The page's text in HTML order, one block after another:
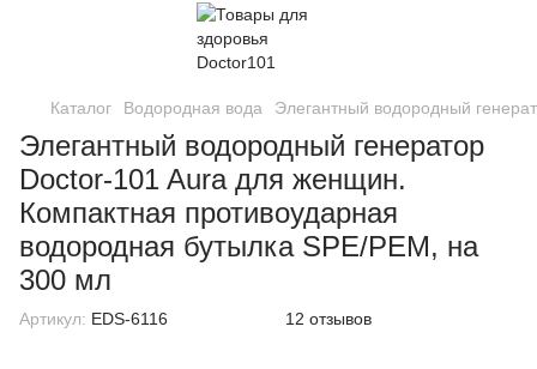
Каталог Водородная вода Элегантный водородный
Элегантный водородный генератор
Doctor-101 Aura для женщин.
Компактная противоударная
водородная бутылка SPE/PEM, на
300 мл
Артикул: EDS-6116 12 отзывов